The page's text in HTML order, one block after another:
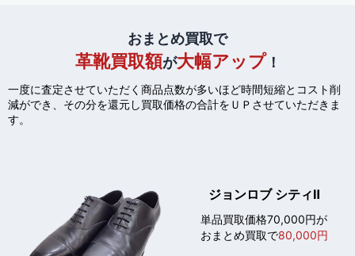
おまとめ買取で
革靴買取額が大幅アップ！
一度に査定させていただく商品点数が多いほど時間短縮とコスト削
減ができ、 その分を還元し買取価格の合計をＵＰさせていただきま
す。
ジョンロブ シティⅡ
単品買取価格70,000円が
おまとめ買取で80,000円